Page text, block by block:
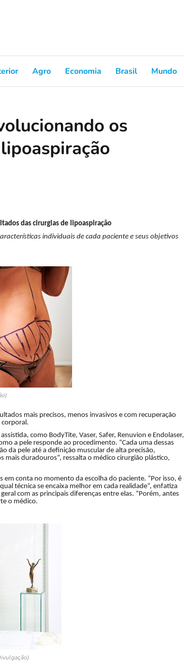
Agro Economia Brasil Mundo
os
das cirurgias de lipoaspiração
individuais de cada paciente e seus objetivos
mais precisos, menos invasivos e com recuperação
corporal.
como BodyTite, Vaser, Safer, Renuvion e Endolaser,
a pele responde ao procedimento. “Cada uma dessas
da pele até a definição muscular de alta precisão,
duradouros”, ressalta o médico cirurgião plástico,
em conta no momento da escolha do paciente. “Por isso, é
técnica se encaixa melhor em cada realidade”, enfatiza
com as principais diferenças entre elas. “Porém, antes
o médico.